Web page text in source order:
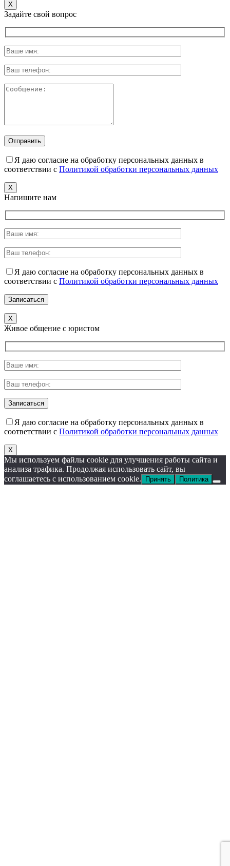
X
Задайте свой вопрос
Я даю согласие на обработку персональных данных в
соответствии с Политикой обработки персональных данных
X
Напишите нам
Я даю согласие на обработку персональных данных в
соответствии с Политикой обработки персональных данных
X
Живое общение с юристом
Я даю согласие на обработку персональных данных в
соответствии с Политикой обработки персональных данных
X
Мы используем файлы cookie для улучшения работы сайта и
анализа трафика. Продолжая использовать сайт, вы
соглашаетесь с использованием cookie.
Принять Политика